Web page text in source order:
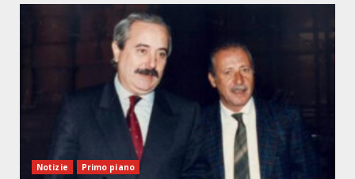
Notizie Primo piano